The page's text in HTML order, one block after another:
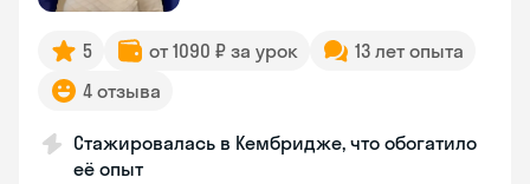
5 от 1090 ₽ за урок
13 лет опыта
4 отзыва
Стажировалась в Кембридже, что обогатило
её опыт